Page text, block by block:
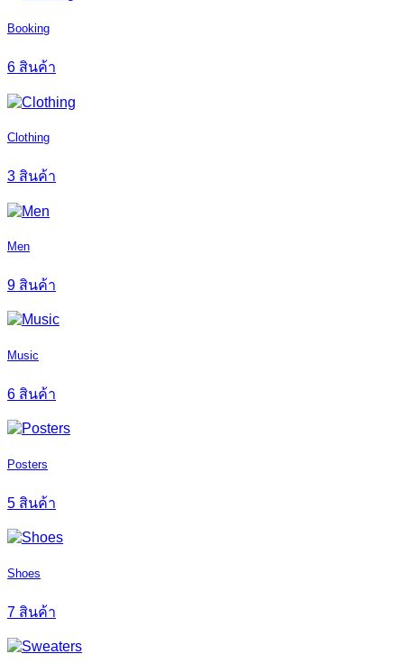
Booking
6 สินค้า
Clothing
3 สินค้า
Men
9 สินค้า
Music
6 สินค้า
Posters
5 สินค้า
Shoes
7 สินค้า